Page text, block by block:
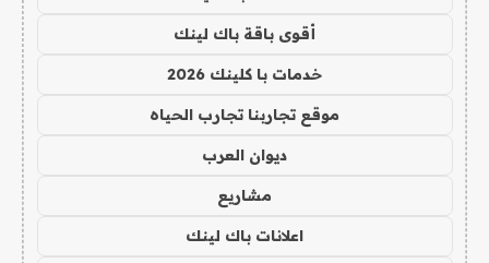
أقوى باقة باك لينك
خدمات با كلينك 2026
موقع تجاربنا تجارب الحياه
ديوان العرب
مشاريع
اعلانات باك لينك